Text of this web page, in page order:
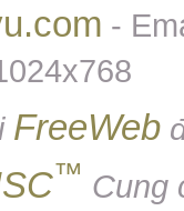
-
FreeWeb
™ Cung